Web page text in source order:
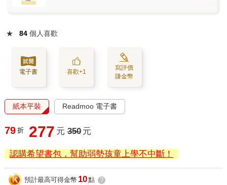
★ 84 個人喜歡
電子書 喜歡+1
寫評價
賺金幣
紙本平裝 Readmoo 電子書
79 折 277 元 350 元
認購希望書包，幫助弱勢孩童上學不中斷！
預計最高可得金幣 10點 ?